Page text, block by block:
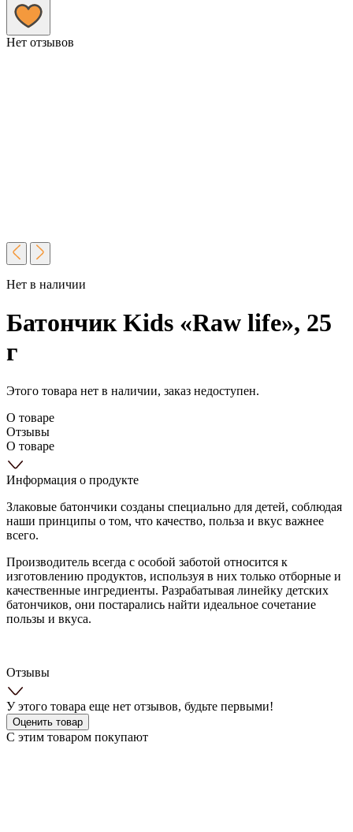
Нет отзывов
Нет в наличии
Батончик Kids «Raw life», 25
г
Этого товара нет в наличии, заказ недоступен.
О товаре
Отзывы
О товаре
Информация о продукте
Злаковые батончики созданы специально для детей, соблюдая
наши принципы о том, что качество, польза и вкус важнее
всего.
Производитель всегда с особой заботой относится к
изготовлению продуктов, используя в них только отборные и
качественные ингредиенты. Разрабатывая линейку детских
батончиков, они постарались найти идеальное сочетание
пользы и вкуса.
Отзывы
У этого товара еще нет отзывов, будьте первыми!
Оценить товар
С этим товаром покупают